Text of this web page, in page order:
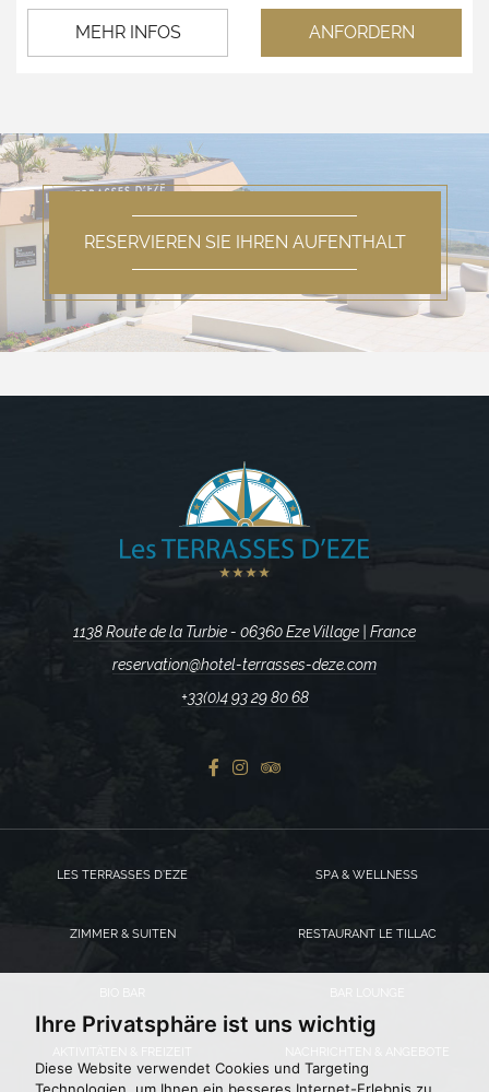
Ihre Privatsphäre ist uns wichtig
Diese Website verwendet Cookies und Targeting
MEHR INFOS ANFORDERN
RESERVIEREN SIE IHREN AUFENTHALT
1138 Route de la Turbie - 06360 Eze Village | France
reservation@hotel-terrasses-deze.com
+33(0)4 93 29 80 68
LES TERRASSES D’EZE SPA & WELLNESS
ZIMMER & SUITEN RESTAURANT LE TILLAC